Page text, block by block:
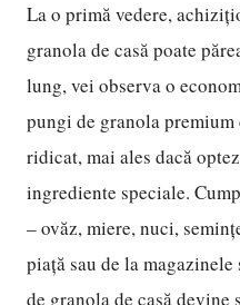
La o primă vedere,
granola de casă poate
lung, vei observa o
pungi de granola
ridicat, mai ales dacă
ingrediente speciale.
– ovăz, miere, nuci,
piață sau de la
de granola de casă